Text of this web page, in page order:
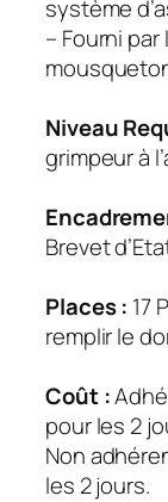
système
– Fourni
Niveau
grimpeur à
Brevet
Places : 17
remplir le
Coût :
pour les 2
Non
les 2 jours.